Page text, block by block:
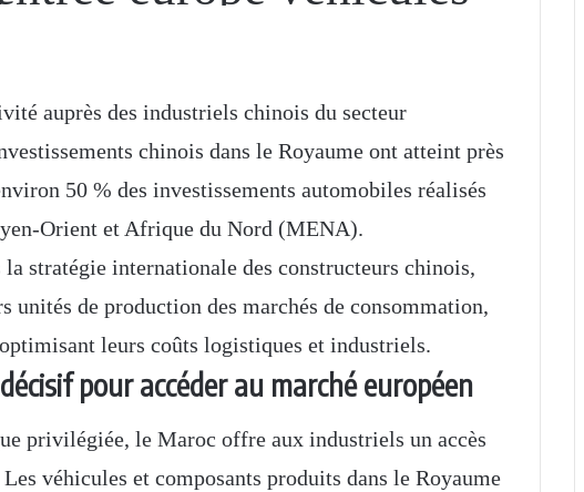
auprès des industriels chinois du secteur
chinois dans le Royaume ont atteint près
50 % des investissements automobiles réalisés
Orient et Afrique du Nord (MENA).
stratégie internationale des constructeurs chinois,
unités de production des marchés de consommation,
leurs coûts logistiques et industriels.
pour accéder au marché européen
privilégiée, le Maroc offre aux industriels un accès
véhicules et composants produits dans le Royaume